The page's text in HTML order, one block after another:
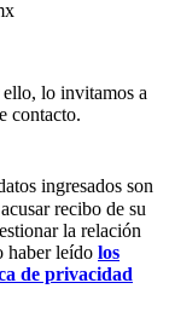
ello, lo invitamos a
contacto.
ingresados son
recibo de su
la relación
haber leído los
de privacidad